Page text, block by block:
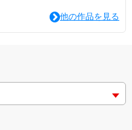
他の作品を見る